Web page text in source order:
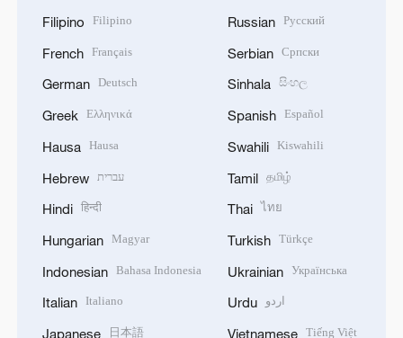
Filipino Filipino
French Français
German Deutsch
Greek Ελληνικά
Hausa Hausa
Hebrew עברית
Hindi हिन्दी
Hungarian Magyar
Indonesian Bahasa Indonesia
Italian Italiano
Japanese 日本語
Russian Русский
Serbian Српски
Sinhala සිංහල
Spanish Español
Swahili Kiswahili
Tamil தமிழ்
Thai ไทย
Turkish Türkçe
Ukrainian Українська
Urdu اردو
Vietnamese Tiếng Việt